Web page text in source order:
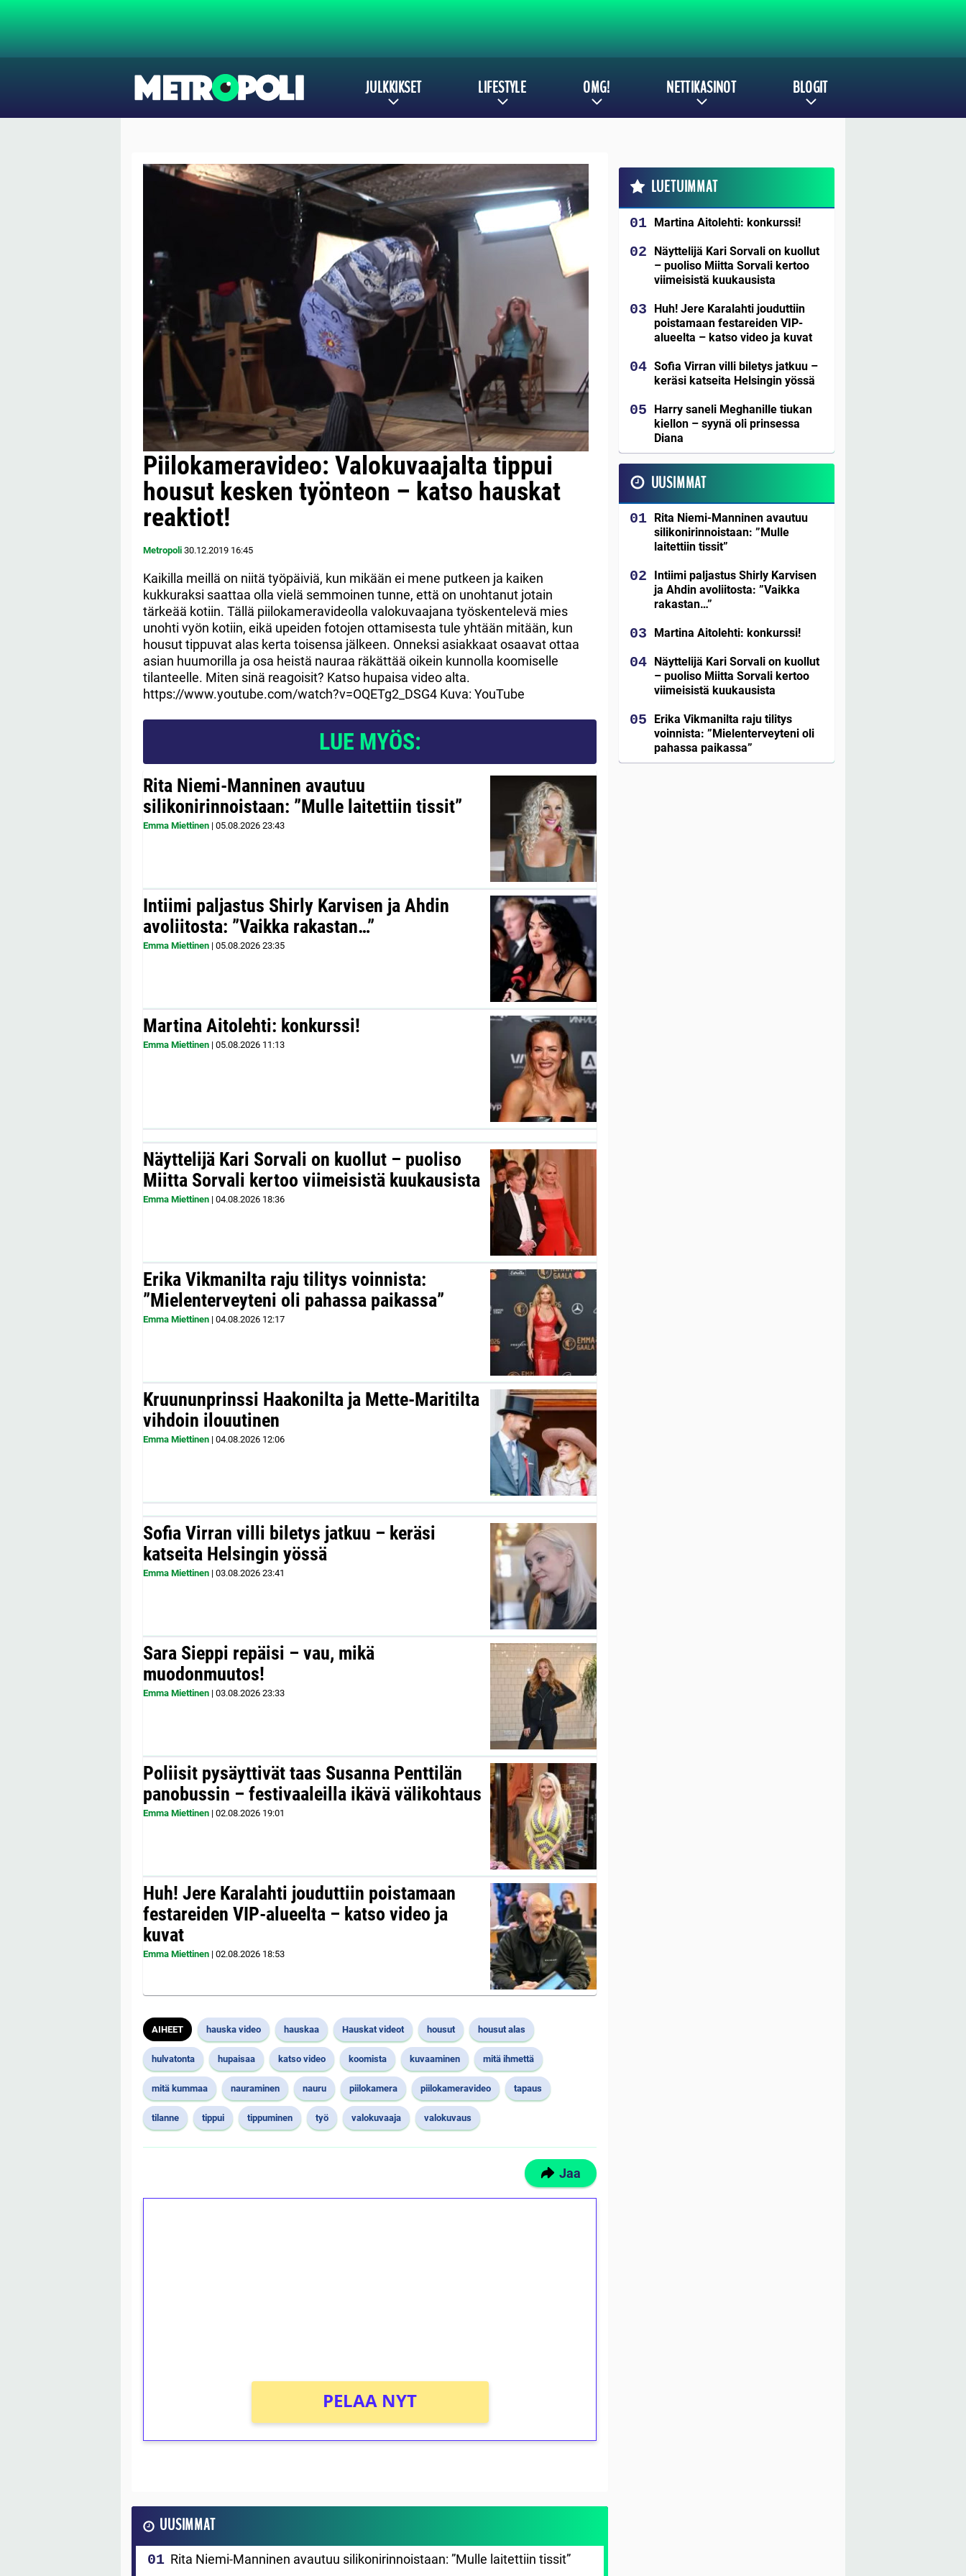
JULKKIKSET LIFESTYLE OMG! NETTIKASINOT BLOGIT
Piilokameravideo: Valokuvaajalta tippui
housut kesken työnteon – katso hauskat
reaktiot!
Metropoli 30.12.2019 16:45
Kaikilla meillä on niitä työpäiviä, kun mikään ei mene putkeen ja kaiken
kukkuraksi saattaa olla vielä semmoinen tunne, että on unohtanut jotain
tärkeää kotiin. Tällä piilokameravideolla valokuvaajana työskentelevä mies
unohti vyön kotiin, eikä upeiden fotojen ottamisesta tule yhtään mitään, kun
housut tippuvat alas kerta toisensa jälkeen. Onneksi asiakkaat osaavat ottaa
asian huumorilla ja osa heistä nauraa räkättää oikein kunnolla koomiselle
tilanteelle. Miten sinä reagoisit? Katso hupaisa video alta.
https://www.youtube.com/watch?v=OQETg2_DSG4 Kuva: YouTube
LUE MYÖS:
Rita Niemi-Manninen avautuu
silikonirinnoistaan: ”Mulle laitettiin tissit”
Emma Miettinen | 05.08.2026 23:43
Intiimi paljastus Shirly Karvisen ja Ahdin
avoliitosta: ”Vaikka rakastan…”
Emma Miettinen | 05.08.2026 23:35
Martina Aitolehti: konkurssi!
Emma Miettinen | 05.08.2026 11:13
Näyttelijä Kari Sorvali on kuollut – puoliso
Miitta Sorvali kertoo viimeisistä kuukausista
Emma Miettinen | 04.08.2026 18:36
Erika Vikmanilta raju tilitys voinnista:
”Mielenterveyteni oli pahassa paikassa”
Emma Miettinen | 04.08.2026 12:17
Kruununprinssi Haakonilta ja Mette-Maritilta
vihdoin ilouutinen
Emma Miettinen | 04.08.2026 12:06
Sofia Virran villi biletys jatkuu – keräsi
katseita Helsingin yössä
Emma Miettinen | 03.08.2026 23:41
Sara Sieppi repäisi – vau, mikä
muodonmuutos!
Emma Miettinen | 03.08.2026 23:33
Poliisit pysäyttivät taas Susanna Penttilän
panobussin – festivaaleilla ikävä välikohtaus
Emma Miettinen | 02.08.2026 19:01
Huh! Jere Karalahti jouduttiin poistamaan
festareiden VIP-alueelta – katso video ja
kuvat
Emma Miettinen | 02.08.2026 18:53
AIHEET hauska video hauskaa Hauskat videot housut housut alas
hulvatonta hupaisaa katso video koomista kuvaaminen mitä ihmettä
mitä kummaa nauraminen nauru piilokamera piilokameravideo tapaus
tilanne tippui tippuminen työ valokuvaaja valokuvaus
Jaa
PELAA NYT
UUSIMMAT
Rita Niemi-Manninen avautuu silikonirinnoistaan: ”Mulle laitettiin tissit”
LUETUIMMAT
Martina Aitolehti: konkurssi!
Näyttelijä Kari Sorvali on kuollut
– puoliso Miitta Sorvali kertoo
viimeisistä kuukausista
Huh! Jere Karalahti jouduttiin
poistamaan festareiden VIP-
alueelta – katso video ja kuvat
Sofia Virran villi biletys jatkuu –
keräsi katseita Helsingin yössä
Harry saneli Meghanille tiukan
kiellon – syynä oli prinsessa
Diana
UUSIMMAT
Rita Niemi-Manninen avautuu
silikonirinnoistaan: ”Mulle
laitettiin tissit”
Intiimi paljastus Shirly Karvisen
ja Ahdin avoliitosta: ”Vaikka
rakastan…”
Martina Aitolehti: konkurssi!
Näyttelijä Kari Sorvali on kuollut
– puoliso Miitta Sorvali kertoo
viimeisistä kuukausista
Erika Vikmanilta raju tilitys
voinnista: ”Mielenterveyteni oli
pahassa paikassa”